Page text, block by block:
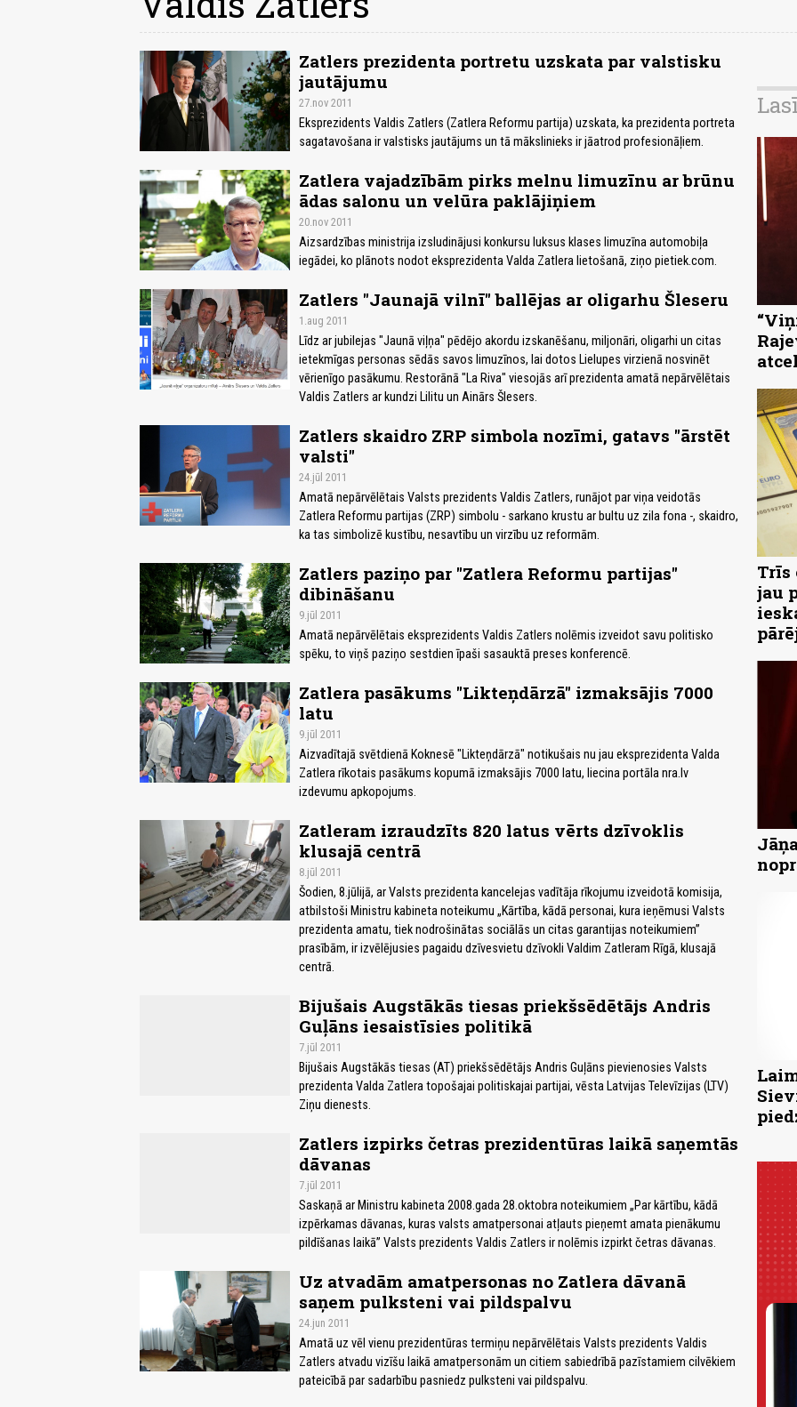
Zatlers prezidenta portretu uzskata par valstisku
jautājumu
27.nov 2011
Eksprezidents Valdis Zatlers (Zatlera Reformu partija) uzskata, ka prezidenta portreta
sagatavošana ir valstisks jautājums un tā mākslinieks ir jāatrod profesionāļiem.
Zatlera vajadzībām pirks melnu limuzīnu ar brūnu
ādas salonu un velūra paklājiņiem
20.nov 2011
Aizsardzības ministrija izsludinājusi konkursu luksus klases limuzīna automobiļa
iegādei, ko plānots nodot eksprezidenta Valda Zatlera lietošanā, ziņo pietiek.com.
Zatlers "Jaunajā vilnī" ballējas ar oligarhu Šleseru
1.aug 2011
Līdz ar jubilejas "Jaunā viļņa" pēdējo akordu izskanēšanu, miljonāri, oligarhi un citas
ietekmīgas personas sēdās savos limuzīnos, lai dotos Lielupes virzienā nosvinēt
vērienīgo pasākumu. Restorānā "La Riva" viesojās arī prezidenta amatā nepārvēlētais
Valdis Zatlers ar kundzi Lilitu un Ainārs Šlesers.
Zatlers skaidro ZRP simbola nozīmi, gatavs "ārstēt
valsti"
24.jūl 2011
Amatā nepārvēlētais Valsts prezidents Valdis Zatlers, runājot par viņa veidotās
Zatlera Reformu partijas (ZRP) simbolu - sarkano krustu ar bultu uz zila fona -, skaidro,
ka tas simbolizē kustību, nesavtību un virzību uz reformām.
Zatlers paziņo par "Zatlera Reformu partijas"
dibināšanu
9.jūl 2011
Amatā nepārvēlētais eksprezidents Valdis Zatlers nolēmis izveidot savu politisko
spēku, to viņš paziņo sestdien īpaši sasauktā preses konferencē.
Zatlera pasākums "Likteņdārzā" izmaksājis 7000
latu
9.jūl 2011
Aizvadītajā svētdienā Koknesē "Likteņdārzā" notikušais nu jau eksprezidenta Valda
Zatlera rīkotais pasākums kopumā izmaksājis 7000 latu, liecina portāla nra.lv
izdevumu apkopojums.
Zatleram izraudzīts 820 latus vērts dzīvoklis
klusajā centrā
8.jūl 2011
Šodien, 8.jūlijā, ar Valsts prezidenta kancelejas vadītāja rīkojumu izveidotā komisija,
atbilstoši Ministru kabineta noteikumu „Kārtība, kādā personai, kura ieņēmusi Valsts
prezidenta amatu, tiek nodrošinātas sociālās un citas garantijas noteikumiem”
prasībām, ir izvēlējusies pagaidu dzīvesvietu dzīvokli Valdim Zatleram Rīgā, klusajā
centrā.
Bijušais Augstākās tiesas priekšsēdētājs Andris
Guļāns iesaistīsies politikā
7.jūl 2011
Bijušais Augstākās tiesas (AT) priekšsēdētājs Andris Guļāns pievienosies Valsts
prezidenta Valda Zatlera topošajai politiskajai partijai, vēsta Latvijas Televīzijas (LTV)
Ziņu dienests.
Zatlers izpirks četras prezidentūras laikā saņemtās
dāvanas
7.jūl 2011
Saskaņā ar Ministru kabineta 2008.gada 28.oktobra noteikumiem „Par kārtību, kādā
izpērkamas dāvanas, kuras valsts amatpersonai atļauts pieņemt amata pienākumu
pildīšanas laikā” Valsts prezidents Valdis Zatlers ir nolēmis izpirkt četras dāvanas.
Uz atvadām amatpersonas no Zatlera dāvanā
saņem pulksteni vai pildspalvu
24.jun 2011
Amatā uz vēl vienu prezidentūras termiņu nepārvēlētais Valsts prezidents Valdis
Zatlers atvadu vizīšu laikā amatpersonām un citiem sabiedrībā pazīstamiem cilvēkiem
pateicībā par sadarbību pasniedz pulksteni vai pildspalvu.
Trīs
jau